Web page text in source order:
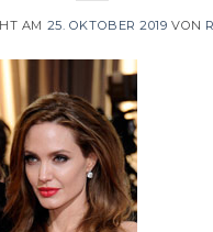
AM 25. OKTOBER 2019 VON